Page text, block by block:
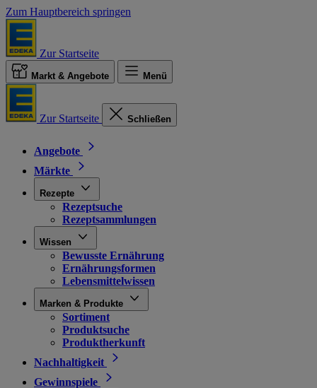
Zum Hauptbereich springen
Zur Startseite
Markt & Angebote Menü
Zur Startseite Schließen
Angebote
Märkte
Rezepte
Rezeptsuche
Rezeptsammlungen
Wissen
Bewusste Ernährung
Ernährungsformen
Lebensmittelwissen
Marken & Produkte
Sortiment
Produktsuche
Produktherkunft
Nachhaltigkeit
Gewinnspiele